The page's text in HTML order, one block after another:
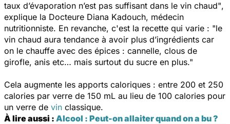
taux d’évaporation n’est pas suffisant dans le vin chaud",
explique la Docteure Diana Kadouch, médecin
nutritionniste. En revanche, c'est la recette qui varie : "le
vin chaud aura tendance à avoir plus d’ingrédients car
on le chauffe avec des épices : cannelle, clous de
girofle, anis etc… mais surtout du sucre en plus."
Cela augmente les apports caloriques : entre 200 et 250
calories par verre de 150 mL au lieu de 100 calories pour
un verre de vin classique.
À lire aussi : Alcool : Peut-on allaiter quand on a bu ?